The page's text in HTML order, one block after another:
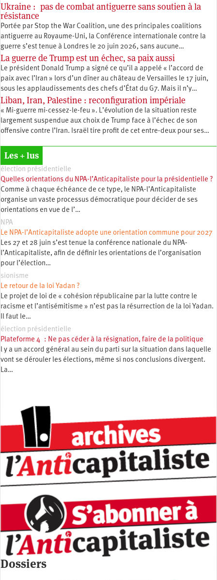
Ukraine : pas de combat antiguerre sans soutien à la
résistance
Portée par Stop the War Coalition, une des principales coalitions
antiguerre au Royaume-Uni, la Conférence internationale contre la
guerre s’est tenue à Londres le 20 juin 2026, sans aucune…
La guerre de Trump est un échec, sa paix aussi
Le président Donald Trump a signé ce qu’il a appelé « l’accord de
paix avec l’Iran » lors d’un dîner au château de Versailles le 17 juin,
sous les applaudissements des chefs d’État du G7. Mais il n’y…
Liban, Iran, Palestine : reconfiguration impériale
« Mi-guerre mi-cessez-le-feu ». L’évolution de la situation reste
largement suspendue aux choix de Trump face à l’échec de son
offensive contre l’Iran. Israël tire profit de cet entre-deux pour ses…
Les + lus
élection présidentielle
Quelles orientations du NPA-l’Anticapitaliste pour la présidentielle ?
Comme à chaque échéance de ce type, le NPA-l’Anticapitaliste
organise un vaste processus démocratique pour décider de ses
orientations en vue de l’…
NPA
Le NPA-l’Anticapitaliste adopte une orientation commune pour 2027
Les 27 et 28 juin s’est tenue la conférence nationale du NPA-
l’Anticapitaliste, afin de définir les orientations de l’organisation
pour l’élection…
sionisme
Le retour de la loi Yadan ?
Le projet de loi de « cohésion républicaine par la lutte contre le
racisme et l’antisémitisme » n’est pas la résurrection de la loi Yadan.
Il faut le…
élection présidentielle
Plateforme 4 : Ne pas céder à la résignation, faire de la politique
l y a un accord général au sein du parti sur la situation dans laquelle
vont se dérouler les élections, même si nos conclusions divergent.
La…
Dossiers